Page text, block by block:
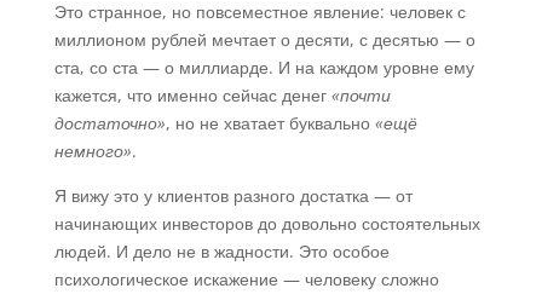
Это странное, но повсеместное явление: человек с
миллионом рублей мечтает о десяти, с десятью — о
ста, со ста — о миллиарде. И на каждом уровне ему
кажется, что именно сейчас денег «почти
достаточно», но не хватает буквально «ещё
немного».
Я вижу это у клиентов разного достатка — от
начинающих инвесторов до довольно состоятельных
людей. И дело не в жадности. Это особое
психологическое искажение — человеку сложно